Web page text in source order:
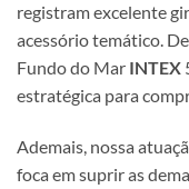
registram excelente
acessório temático.
Fundo do Mar INTEX
estratégica para
Ademais, nossa
foca em suprir as